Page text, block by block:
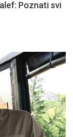
Poznati svi